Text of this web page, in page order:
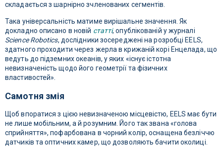
складається з шарнірно зчленованих сегментів.
Така універсальність матиме вирішальне значення. Як
докладно описано в новій статті, опублікованій у журналі
Science Robotics, дослідники зосереджені на розробці EELS,
здатного проходити через жерла в крижаній корі Енцелада, що
ведуть до підземних океанів, у яких «існує істотна
невизначеність щодо його геометрії та фізичних
властивостей».
Самотня змія
Щоб впоратися з цією невизначеною місцевістю, EELS має бути
не лише мобільним, а й розумним. Його так звана «голова
сприйняття», пофарбована в чорний колір, оснащена безліччю
датчиків та оптичних камер, що дозволяють бачити околиці.